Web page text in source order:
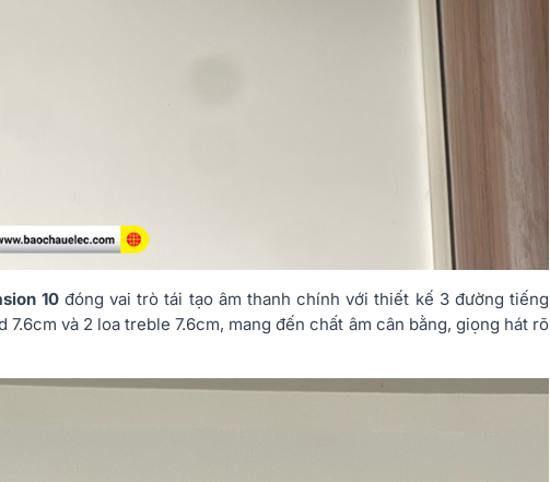
10đóng vai trò tái tạo âm thanh chính với thiết kế 3 đường tiếng
7.6cm và 2 loa treble 7.6cm, mang đến chất âm cân bằng, giọng hát rõ